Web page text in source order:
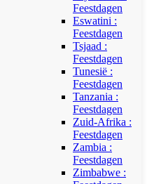
Feestdagen
Eswatini :
Feestdagen
Tsjaad :
Feestdagen
Tunesië :
Feestdagen
Tanzania :
Feestdagen
Zuid-Afrika :
Feestdagen
Zambia :
Feestdagen
Zimbabwe :